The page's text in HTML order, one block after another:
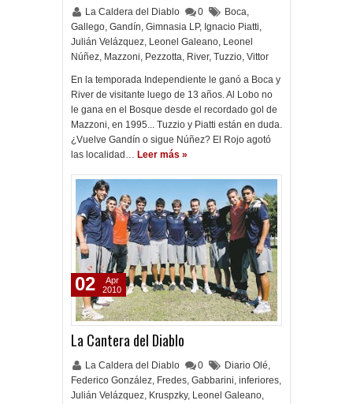
La Caldera del Diablo 0 Boca,
Gallego, Gandín, Gimnasia LP, Ignacio Piatti,
Julián Velázquez, Leonel Galeano, Leonel
Núñez, Mazzoni, Pezzotta, River, Tuzzio, Vittor
En la temporada Independiente le ganó a Boca y
River de visitante luego de 13 años. Al Lobo no
le gana en el Bosque desde el recordado gol de
Mazzoni, en 1995... Tuzzio y Piatti están en duda.
¿Vuelve Gandín o sigue Núñez? El Rojo agotó
las localidad… Leer más »
La Cantera del Diablo
La Caldera del Diablo 0 Diario Olé,
Federico González, Fredes, Gabbarini, inferiores,
Julián Velázquez, Kruspzky, Leonel Galeano,
02
Apr
2010